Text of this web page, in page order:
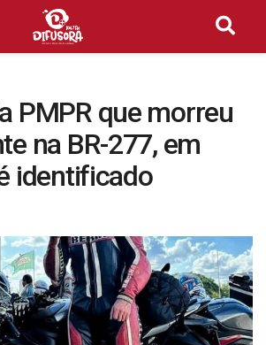
PMPR que morreu
na BR-277, em
identificado